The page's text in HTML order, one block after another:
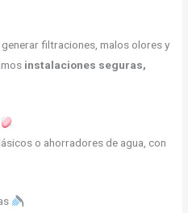
filtraciones, malos olores y
instalaciones seguras,
o ahorradores de agua, con